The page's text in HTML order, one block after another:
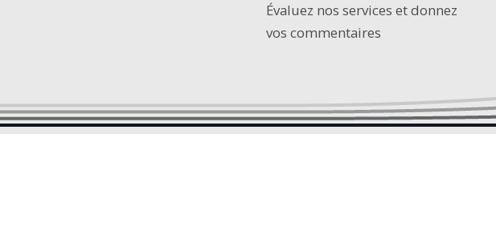
Évaluez nos services et donnez
vos commentaires